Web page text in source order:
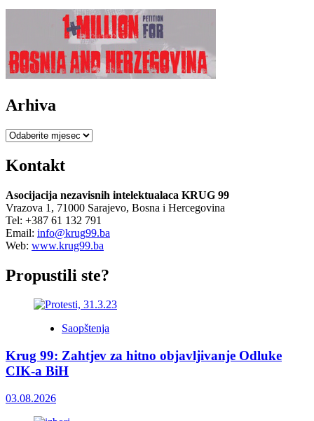
Evropskom
akademskom
prostoru
Arhiva
Arhiva
Kontakt
Asocijacija nezavisnih intelektualaca KRUG 99
Vrazova 1, 71000 Sarajevo, Bosna i Hercegovina
Tel: +387 61 132 791
Email: info@krug99.ba
Web: www.krug99.ba
Propustili ste?
Saopštenja
Krug 99: Zahtjev za hitno objavljivanje Odluke
CIK-a BiH
03.08.2026